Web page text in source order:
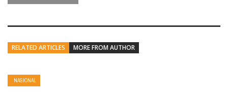
RELATED ARTICLES MORE FROM AUTHOR
NASIONAL